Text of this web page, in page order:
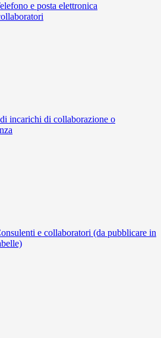
e posta elettronica
incarichi di collaborazione o
e collaboratori (da pubblicare in